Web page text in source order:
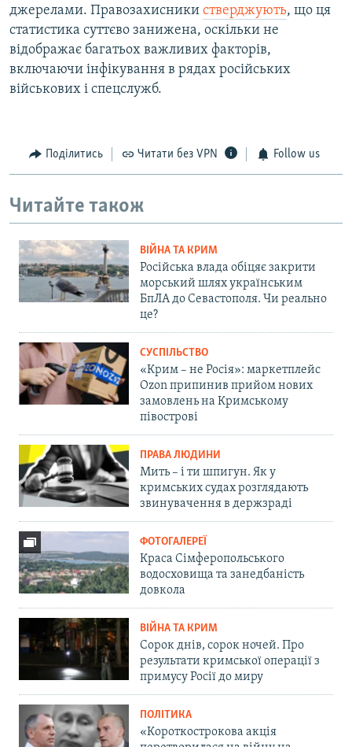
джерелами. Правозахисники стверджують, що ця
статистика суттєво занижена, оскільки не
відображає багатьох важливих факторів,
включаючи інфікування в рядах російських
військових і спецслужб.
Поділитись Читати без VPN Follow us
Читайте також
ВІЙНА ТА КРИМ
Російська влада обіцяє закрити
морський шлях українським
БпЛА до Севастополя. Чи реально
це?
СУСПІЛЬСТВО
«Крим – не Росія»: маркетплейс
Ozon припинив прийом нових
замовлень на Кримському
півострові
ПРАВА ЛЮДИНИ
Мить – і ти шпигун. Як у
кримських судах розглядають
звинувачення в держзраді
ФОТОГАЛЕРЕЇ
Краса Сімферопольського
водосховища та занедбаність
довкола
ВІЙНА ТА КРИМ
Сорок днів, сорок ночей. Про
результати кримської операції з
примусу Росії до миру
ПОЛІТИКА
«Короткострокова акція